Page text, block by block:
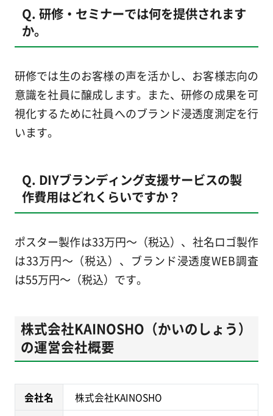
Q. 研修・セミナーでは何を提供されます
か。
研修では生のお客様の声を活かし、お客様志向の
意識を社員に醸成します。また、研修の成果を可
視化するために社員へのブランド浸透度測定を行
います。
Q. DIYブランディング支援サービスの製
作費用はどれくらいですか？
ポスター製作は33万円～（税込）、社名ロゴ製作
は33万円～（税込）、ブランド浸透度WEB調査
は55万円～（税込）です。
株式会社KAINOSHO（かいのしょう）
の運営会社概要
会社名 株式会社KAINOSHO